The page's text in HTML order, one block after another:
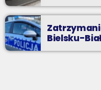
Bielsku-